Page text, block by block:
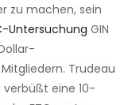
zu machen, sein
Untersuchung GIN
Trudeau
​​eine 10-